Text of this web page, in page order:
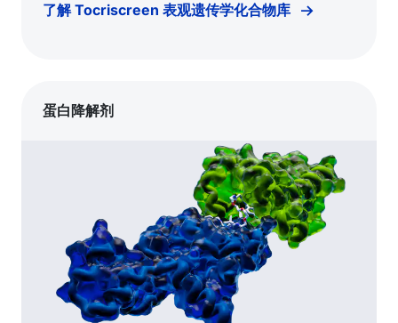
了解 Tocriscreen 表观遗传学化合物库
蛋白降解剂